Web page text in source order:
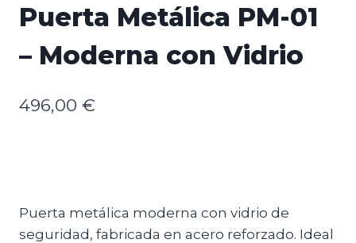
Puerta Metálica PM-01
– Moderna con Vidrio
496,00 €
Puerta metálica moderna con vidrio de
seguridad, fabricada en acero reforzado. Ideal